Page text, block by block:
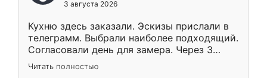
3 августа 2026
Кухню здесь заказали. Эскизы прислали в
телеграмм. Выбрали наиболее подходящий.
Согласовали день для замера. Через 3
недели кухня была уже готова. Остались
довольны работой. Спасибо Ренессанс
Читать полностью